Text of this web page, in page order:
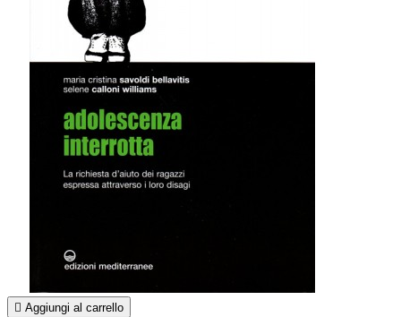
 Aggiungi al carrello